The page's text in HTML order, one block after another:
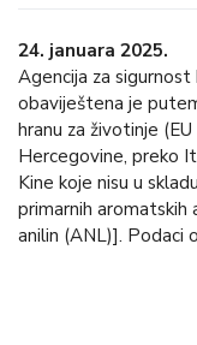
24. januara 2025.
Agencija za
obaviještena je
hranu za životinje
Hercegovine, preko
Kine koje nisu u
primarnih aromatskih
anilin (ANL)]. Podaci